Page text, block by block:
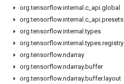
org.tensorflow.internal .c api.global
org.tensorflow.internal .c api.presets
org.tensorflow.internal .types
org.tensorflow.internal .types.registry
org.tensorflow.ndarray
org.tensorflow.ndarray.buffer
org.tensorflow.ndarray.buffer. layout